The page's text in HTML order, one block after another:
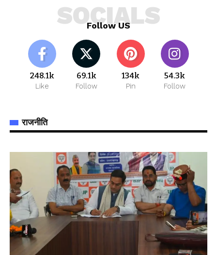
Follow US
SOCIALS
248.1k
Like
69.1k
Follow
134k
Pin
54.3k
Follow
राजनीति